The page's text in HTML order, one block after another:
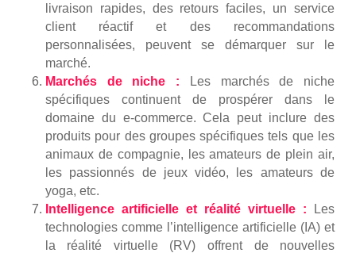
livraison rapides, des retours faciles, un service
client réactif et des recommandations
personnalisées, peuvent se démarquer sur le
marché.
Marchés de niche : Les marchés de niche
spécifiques continuent de prospérer dans le
domaine du e-commerce. Cela peut inclure des
produits pour des groupes spécifiques tels que les
animaux de compagnie, les amateurs de plein air,
les passionnés de jeux vidéo, les amateurs de
yoga, etc.
Intelligence artificielle et réalité virtuelle : Les
technologies comme l’intelligence artificielle (IA) et
la réalité virtuelle (RV) offrent de nouvelles